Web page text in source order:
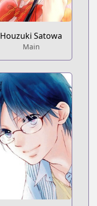
Houzuki Satowa
Main